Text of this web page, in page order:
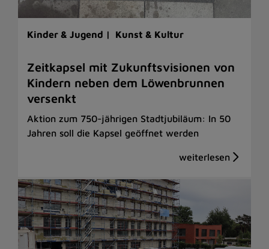
Kinder & Jugend | Kunst & Kultur
Zeitkapsel mit Zukunftsvisionen von
Kindern neben dem Löwenbrunnen
versenkt
Aktion zum 750-jährigen Stadtjubiläum: In 50
Jahren soll die Kapsel geöffnet werden